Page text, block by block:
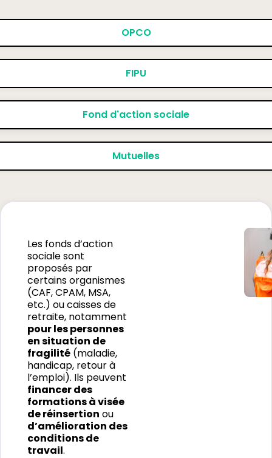
OPCO
FIPU
Fond d'action sociale
Mutuelles
Les fonds d’action
sociale sont
proposés par
certains organismes
(CAF, CPAM, MSA,
etc.) ou caisses de
retraite, notamment
pour les personnes
en situation de
fragilité (maladie,
handicap, retour à
l’emploi). Ils peuvent
financer des
formations à visée
de réinsertion ou
d’amélioration des
conditions de
travail.